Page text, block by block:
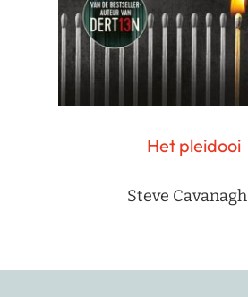
Het pleidooi
Steve Cavanagh